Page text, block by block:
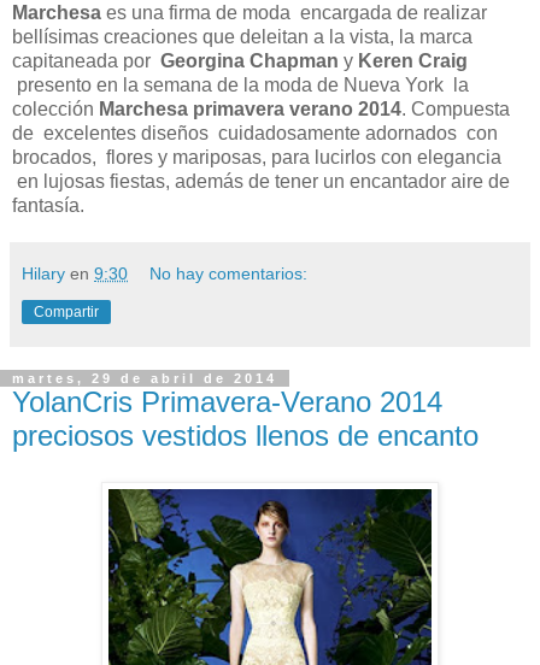
Marchesa es una firma de moda encargada de realizar
bellísimas creaciones que deleitan a la vista, la marca
capitaneada por Georgina Chapman y Keren Craig
presento en la semana de la moda de Nueva York la
colección Marchesa primavera verano 2014. Compuesta
de excelentes diseños cuidadosamente adornados con
brocados, flores y mariposas, para lucirlos con elegancia
en lujosas fiestas, además de tener un encantador aire de
fantasía.
Hilary en 9:30 No hay comentarios:
Compartir
martes, 29 de abril de 2014
YolanCris Primavera-Verano 2014
preciosos vestidos llenos de encanto